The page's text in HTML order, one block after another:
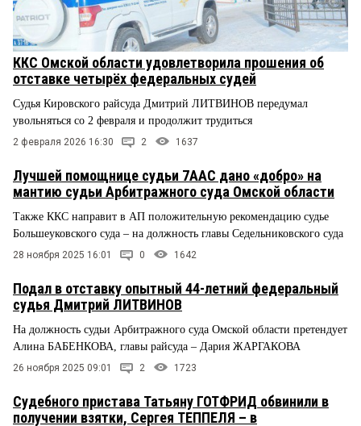
ККС Омской области удовлетворила прошения об
отставке четырёх федеральных судей
Судья Кировского райсуда Дмитрий ЛИТВИНОВ передумал
увольняться со 2 февраля и продолжит трудиться
2 февраля 2026 16:30 2 1637
Лучшей помощнице судьи 7ААС дано «добро» на
мантию судьи Арбитражного суда Омской области
Также ККС направит в АП положительную рекомендацию судье
Большеуковского суда – на должность главы Седельниковского суда
28 ноября 2025 16:01 0 1642
Подал в отставку опытный 44-летний федеральный
судья Дмитрий ЛИТВИНОВ
На должность судьи Арбитражного суда Омской области претендует
Алина БАБЕНКОВА, главы райсуда – Дария ЖАРГАКОВА
26 ноября 2025 09:01 2 1723
Судебного пристава Татьяну ГОТФРИД обвинили в
получении взятки, Сергея ТЕППЕЛЯ – в